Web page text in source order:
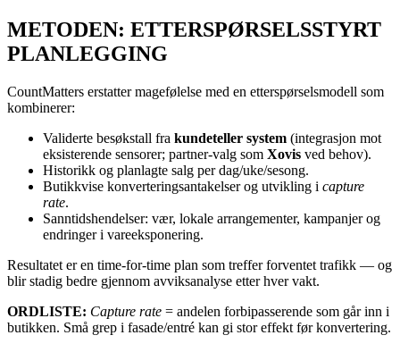
METODEN: ETTERSPØRSELSSTYRT
PLANLEGGING
CountMatters erstatter magefølelse med en etterspørselsmodell som
kombinerer:
Validerte besøkstall fra kundeteller system (integrasjon mot
eksisterende sensorer; partner-valg som Xovis ved behov).
Historikk og planlagte salg per dag/uke/sesong.
Butikkvise konverteringsantakelser og utvikling i capture
rate.
Sanntidshendelser: vær, lokale arrangementer, kampanjer og
endringer i vareeksponering.
Resultatet er en time-for-time plan som treffer forventet trafikk — og
blir stadig bedre gjennom avviksanalyse etter hver vakt.
ORDLISTE: Capture rate = andelen forbipasserende som går inn i
butikken. Små grep i fasade/entré kan gi stor effekt før konvertering.